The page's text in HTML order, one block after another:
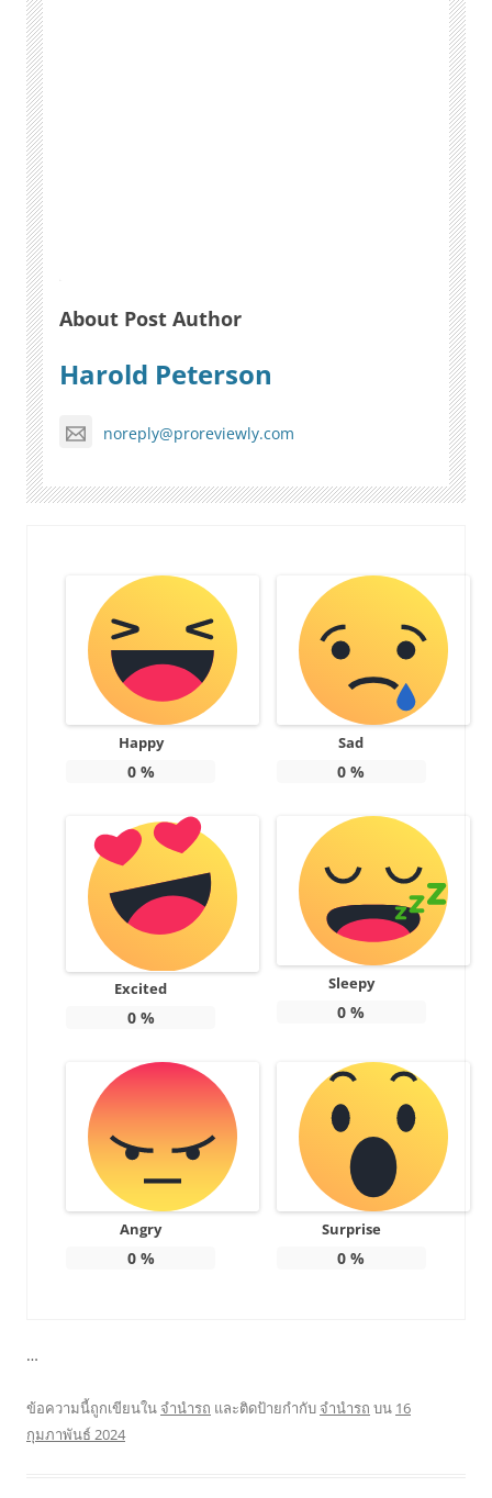
About Post Author
Harold Peterson
noreply@proreviewly.com
Happy
0%
Sad
0 %
Excited
0%
Sleepy
0 %
Angry
0%
Surprise
0 %
…
ข้อความนี้ถูกเขียนใน จำนำรถ และติดป้ายกำกับ จำนำรถ บน 16
กุมภาพันธ์ 2024